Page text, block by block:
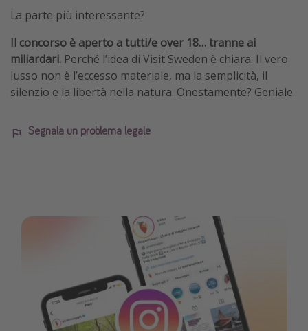
La parte più interessante?
Il concorso è aperto a tutti/e over 18… tranne ai
miliardari. Perché l’idea di Visit Sweden è chiara: Il vero
lusso non è l’eccesso materiale, ma la semplicità, il
silenzio e la libertà nella natura. Onestamente? Geniale.
Segnala un problema legale